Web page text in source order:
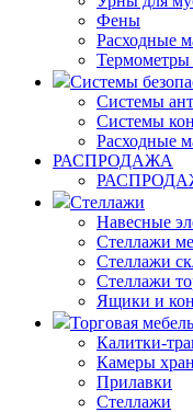
Фены
Расходные
Термометры
Системы
Системы
Системы
Расходные
РАСПРОДАЖА
Стеллажи
Навесные
Стеллажи
Стеллажи
Стеллажи
Ящики и
Торговая мебель
Калитки-
Камеры
Прилавки
Стеллажи